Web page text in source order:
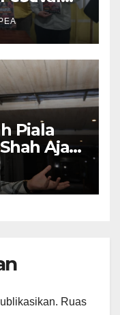
Piala
Ajak
Ruas